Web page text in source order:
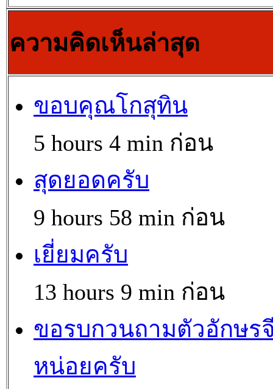
ความคิดเห็นล่าสุด
ขอบคุณโกสุทิน
5 hours 4 min ก่อน
สุดยอดครับ
9 hours 58 min ก่อน
เยี่ยมครับ
13 hours 9 min ก่อน
ขอรบกวนถามตัวอักษร
หน่อยครับ